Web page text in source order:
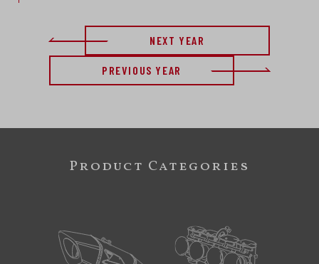
NEXT YEAR
PREVIOUS YEAR
Product Categories